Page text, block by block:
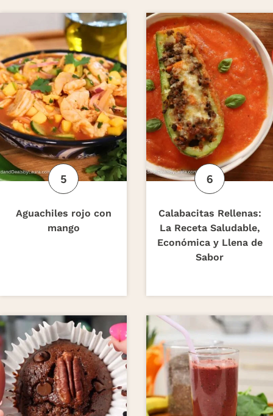
Aguachiles rojo con
mango
Calabacitas Rellenas:
La Receta Saludable,
Económica y Llena de
Sabor